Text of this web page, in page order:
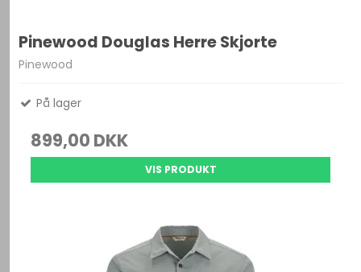
Pinewood Douglas Herre Skjorte
Pinewood
På lager
899,00 DKK
VIS PRODUKT